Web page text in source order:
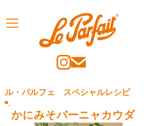
ル・パルフェ スペシャルレシピ
かにみそバーニャカウダ